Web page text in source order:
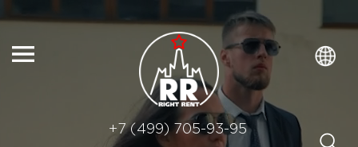
+7 (499) 705-93-95